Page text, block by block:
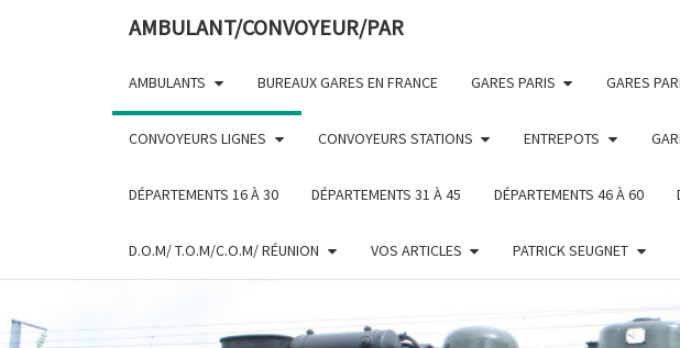
AMBULANT/CONVOYEUR/PAR
AMBULANTS BUREAUX GARES EN FRANCE GARES PARIS GARES
CONVOYEURS LIGNES CONVOYEURS STATIONS ENTREPOTS
DÉPARTEMENTS 16 À 30 DÉPARTEMENTS 31 À 45 DÉPARTEMENTS 46 À 60
D.O.M/ T.O.M/C.O.M/ RÉUNION VOS ARTICLES PATRICK SEUGNET